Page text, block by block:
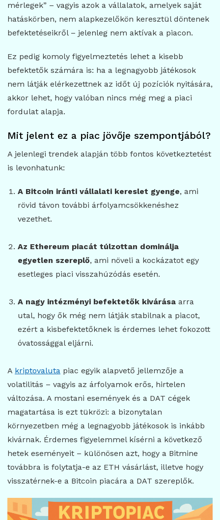
mérlegek” – vagyis azok a vállalatok, amelyek saját
hatáskörben, nem alapkezelőkön keresztül döntenek
befektetéseikről – jelenleg nem aktívak a piacon.
Ez pedig komoly figyelmeztetés lehet a kisebb
befektetők számára is: ha a legnagyobb játékosok
nem látják elérkezettnek az időt új pozíciók nyitására,
akkor lehet, hogy valóban nincs még meg a piaci
fordulat alapja.
Mit jelent ez a piac jövője szempontjából?
A jelenlegi trendek alapján több fontos következtetést
is levonhatunk:
A Bitcoin iránti vállalati kereslet gyenge, ami
rövid távon további árfolyamcsökkenéshez
vezethet.
Az Ethereum piacát túlzottan dominálja
egyetlen szereplő, ami növeli a kockázatot egy
esetleges piaci visszahúzódás esetén.
A nagy intézményi befektetők kivárásaarra
utal, hogy ők még nem látják stabilnak a piacot,
ezért a kisbefektetőknek is érdemes lehet fokozott
óvatossággal eljárni.
A kriptovaluta piac egyik alapvető jellemzője a
volatilitás – vagyis az árfolyamok erős, hirtelen
változása. A mostani események és a DAT cégek
magatartása is ezt tükrözi: a bizonytalan
környezetben még a legnagyobb játékosok is inkább
kivárnak. Érdemes figyelemmel kísérni a következő
hetek eseményeit – különösen azt, hogy a Bitmine
továbbra is folytatja-e az ETH vásárlást, illetve hogy
visszatérnek-e a Bitcoin piacára a DAT szereplők.